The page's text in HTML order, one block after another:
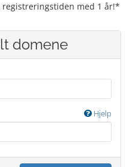
med 1 år!*
domene
Hjelp